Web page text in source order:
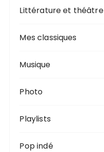
Littérature et théâtre
Mes classiques
Musique
Photo
Playlists
Pop indé